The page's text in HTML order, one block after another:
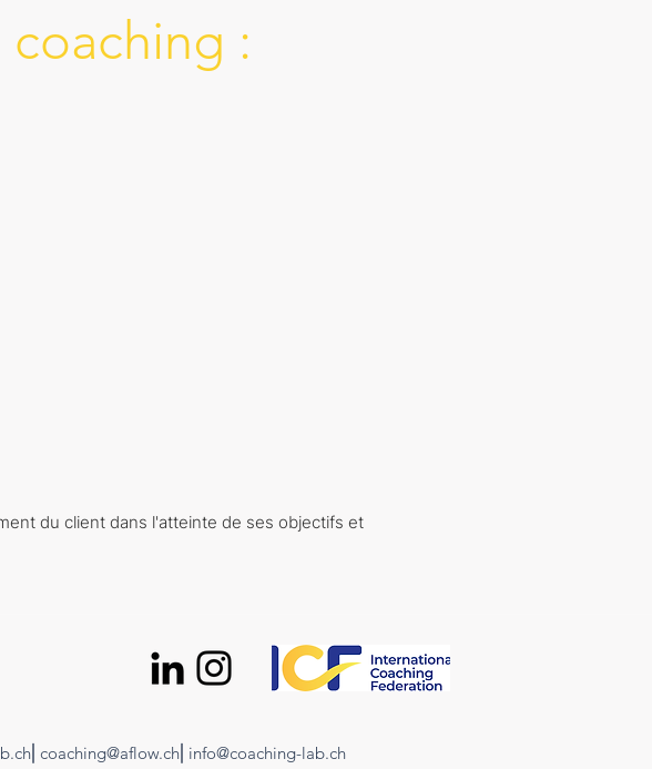
:
du client dans l'atteinte de ses objectifs et
⎢info@coaching-lab.ch